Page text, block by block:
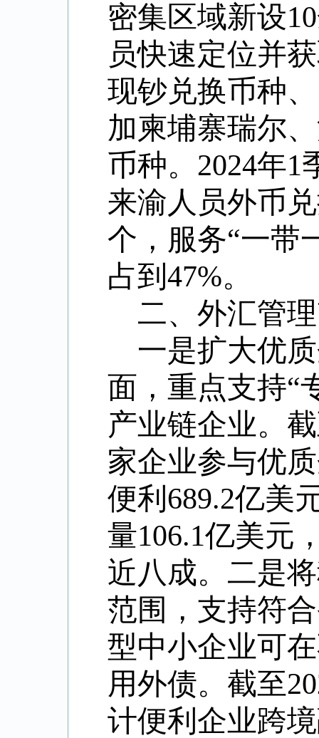
密集区域新设
员快速定位并
现钞兑换币种
加柬埔寨瑞尔
币种。 2024年1
来渝人员外币
个，服务“一带
占到 47%。
二、外汇管
一是扩大优
面，重点支持“
产业链企业。
家企业参与优
便利689.2亿美
量106.1亿美元
近八成。二是
范围，支持符
型中小企业可
用外债。截至
计便利企业跨